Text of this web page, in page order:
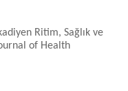
Ritim, Sağlık ve
of Health